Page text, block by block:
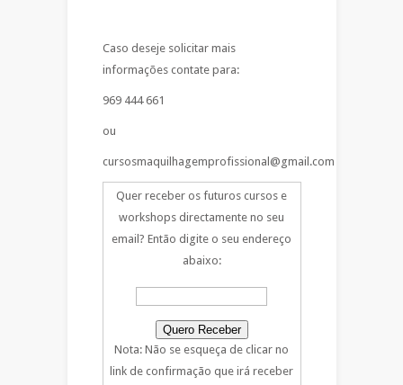
Caso deseje solicitar mais
informações contate para:
969 444 661
ou
cursosmaquilhagemprofissional@gmail.com
Quer receber os futuros cursos e
workshops directamente no seu
email? Então digite o seu endereço
abaixo:
Nota: Não se esqueça de clicar no
link de confirmação que irá receber